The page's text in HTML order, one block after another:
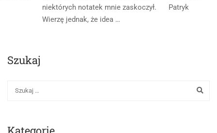
niektórych notatek mnie zaskoczył.
Wierzę jednak, że idea …
Patryk
Szukaj
Kategorie